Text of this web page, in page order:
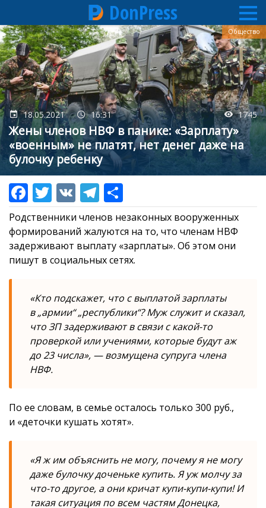
Перейти
к
основному
содержанию
DonPress
18.05.2021 16:31 1745
Жены членов НВФ в панике: «Зарплату»
«военным» не платят, нет денег даже на
булочку ребенку
Общество
Родственники членов незаконных вооруженных
формирований жалуются на то, что членам НВФ
задерживают выплату «зарплаты». Об этом они
пишут в социальных сетях.
«Кто подскажет, что с выплатой зарплаты
в „армии“ „республики“? Муж служит и сказал,
что ЗП задерживают в связи с какой-то
проверкой или учениями, которые будут аж
до 23 числа», — возмущена супруга члена
НВФ.
По ее словам, в семье осталось только 300 руб.,
и «деточки кушать хотят».
«Я ж им объяснить не могу, почему я не могу
даже булочку доченьке купить. Я уж молчу за
что-то другое, а они кричат купи-купи-купи! И
такая ситуация по всем частям Донецка,